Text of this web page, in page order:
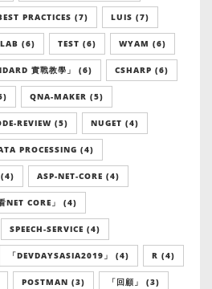
PRACTICES (7) LUIS (7)
LAB (6) TEST (6) WYAM (6)
實戰教學」 (6) CSHARP (6)
QNA-MAKER (5)
REVIEW (5) NUGET (4)
PROCESSING (4)
(4) ASP-NET-CORE (4)
NET CORE」 (4)
SPEECH-SERVICE (4)
「DEVDAYSASIA2019」 (4) R (4)
POSTMAN (3) 「回顧」 (3)